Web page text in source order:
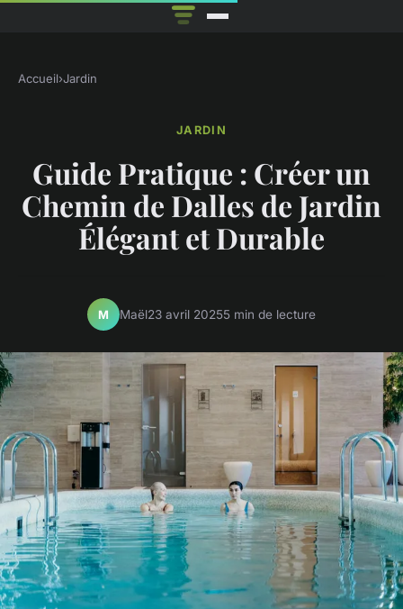
Accueil›Jardin
JARDIN
Guide Pratique : Créer un
Chemin de Dalles de Jardin
Élégant et Durable
M Maël23 avril 20255 min de lecture